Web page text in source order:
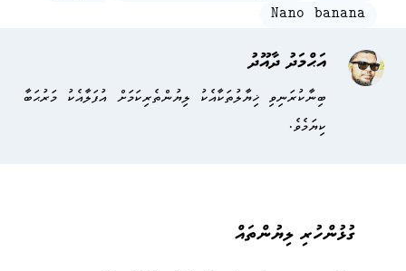
Nano banana
އަޙްމަދު ދާއޫދު
ބިނާކުރަނިވި ޚިޔާލުތަކާއެކު ލިޔުންތެރިކަމަށް އުފަލާއެކު މަރުޙަބާ
ކިޔަމެވެ.
ގުޅުންހުރި ލިޔުންތައް